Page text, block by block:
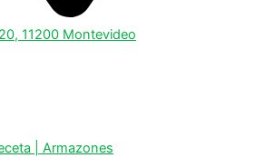
11200 Montevideo
| Armazones